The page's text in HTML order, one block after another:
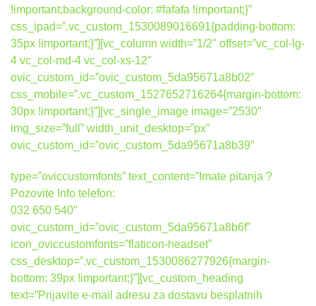
!important;background-color: #fafafa !important;}”
css_ipad=”.vc_custom_1530089016691{padding-bottom:
35px !important;}”][vc_column width=”1/2″ offset=”vc_col-lg-
4 vc_col-md-4 vc_col-xs-12″
ovic_custom_id=”ovic_custom_5da95671a8b02″
css_mobile=”.vc_custom_1527652716264{margin-bottom:
30px !important;}”][vc_single_image image=”2530″
img_size=”full” width_unit_desktop=”px”
ovic_custom_id=”ovic_custom_5da95671a8b39″
type=”oviccustomfonts” text_content=”Imate pitanja ?
Pozovite Info telefon:
032 650 540″
ovic_custom_id=”ovic_custom_5da95671a8b6f”
icon_oviccustomfonts=”flaticon-headset”
css_desktop=”.vc_custom_1530086277926{margin-
bottom: 39px !important;}”][vc_custom_heading
text=”Prijavite e-mail adresu za dostavu besplatnih